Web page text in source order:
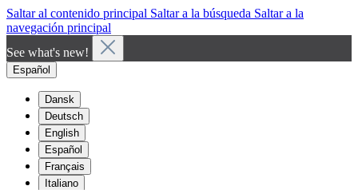
Saltar al contenido principal Saltar a la búsqueda Saltar a la
navegación principal
See what's new!
Español
Dansk
Deutsch
English
Español
Français
Italiano